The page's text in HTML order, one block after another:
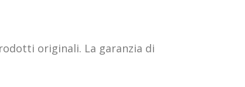
originali. La garanzia di